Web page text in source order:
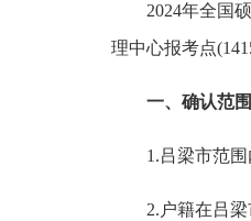
2024年全国
理中心报考点
一、确认范围
1.吕梁市范
2.户籍在吕